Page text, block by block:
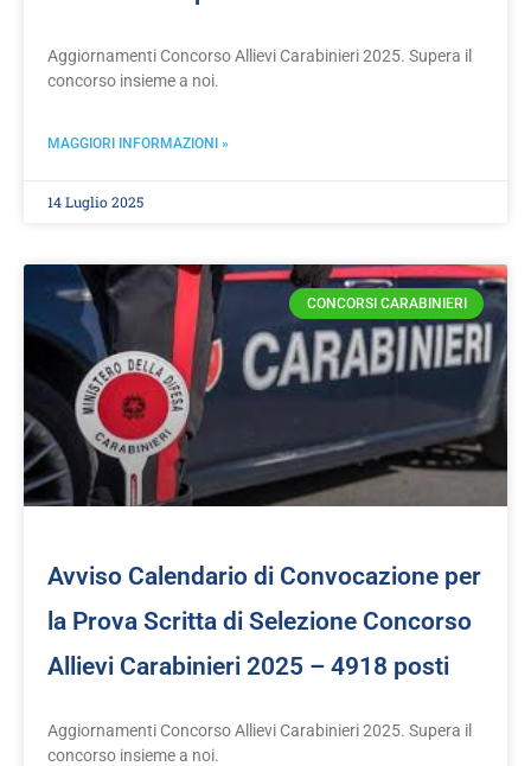
Aggiornamenti Concorso Allievi Carabinieri 2025. Supera il
concorso insieme a noi.
MAGGIORI INFORMAZIONI »
14 Luglio 2025
CONCORSI CARABINIERI
Avviso Calendario di Convocazione per
la Prova Scritta di Selezione Concorso
Allievi Carabinieri 2025 – 4918 posti
Aggiornamenti Concorso Allievi Carabinieri 2025. Supera il
concorso insieme a noi.